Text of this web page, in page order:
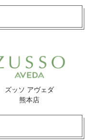
ズッソ アヴェダ
熊本店